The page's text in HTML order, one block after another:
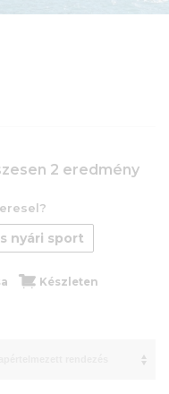
2 eredmény
nyári sport
Készleten